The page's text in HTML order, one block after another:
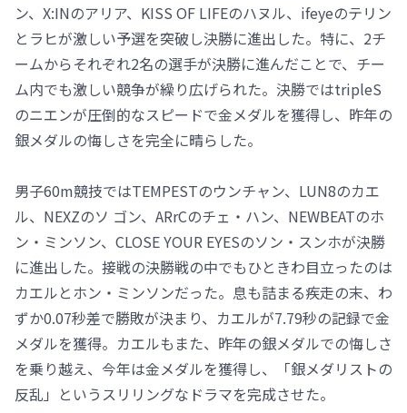
ン、X:INのアリア、KISS OF LIFEのハヌル、ifeyeのテリン
とラヒが激しい予選を突破し決勝に進出した。特に、2チ
ームからそれぞれ2名の選手が決勝に進んだことで、チー
ム内でも激しい競争が繰り広げられた。決勝ではtripleS
のニエンが圧倒的なスピードで金メダルを獲得し、昨年の
銀メダルの悔しさを完全に晴らした。
男子60m競技ではTEMPESTのウンチャン、LUN8のカエ
ル、NEXZのソ ゴン、ARrCのチェ・ハン、NEWBEATのホ
ン・ミンソン、CLOSE YOUR EYESのソン・スンホが決勝
に進出した。接戦の決勝戦の中でもひときわ目立ったのは
カエルとホン・ミンソンだった。息も詰まる疾走の末、わ
ずか0.07秒差で勝敗が決まり、カエルが7.79秒の記録で金
メダルを獲得。カエルもまた、昨年の銀メダルでの悔しさ
を乗り越え、今年は金メダルを獲得し、「銀メダリストの
反乱」というスリリングなドラマを完成させた。